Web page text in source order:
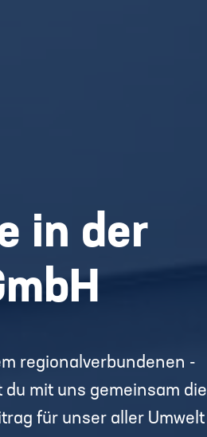
in der
regionalverbundenen -
mit uns gemeinsam die
für unser aller Umwelt